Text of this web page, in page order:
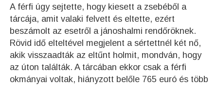
A férfi úgy sejtette, hogy kiesett a zsebéből a
tárcája, amit valaki felvett és eltette, ezért
beszámolt az esetről a jánoshalmi rendőröknek.
Rövid idő elteltével megjelent a sértettnél két nő,
akik visszaadták az eltűnt holmit, mondván, hogy
az úton találták. A tárcában ekkor csak a férfi
okmányai voltak, hiányzott belőle 765 euró és több